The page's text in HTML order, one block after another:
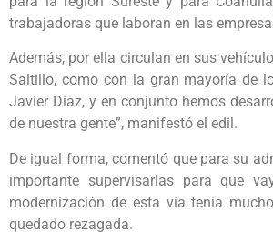
trabajadoras que laboran en las
Además, por ella circulan en sus
Saltillo, como con la gran mayoría de
Javier Díaz, y en conjunto hemos
de nuestra gente”, manifestó el edil.
De igual forma, comentó que para su
importante supervisarlas para que
modernización de esta vía tenía
quedado rezagada.